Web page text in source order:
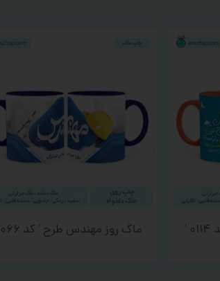
ماگ روز مهندس طرح ‘ کد ۰۰۶۶ ‘